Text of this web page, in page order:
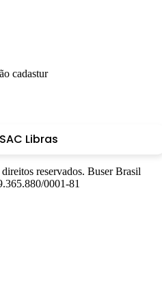
SAC Libras
reservados. Buser Brasil
0001-81